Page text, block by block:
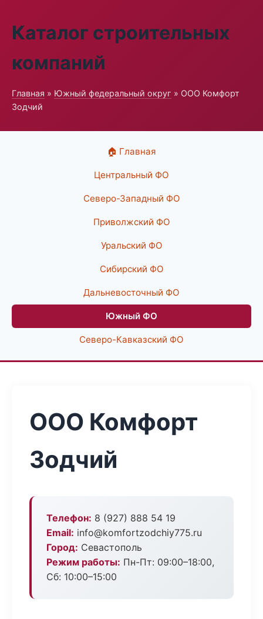
Каталог строительных
компаний
Главная » Южный федеральный округ » ООО Комфорт
Зодчий
🏠 Главная
Центральный ФО
Северо-Западный ФО
Приволжский ФО
Уральский ФО
Сибирский ФО
Дальневосточный ФО
Южный ФО
Северо-Кавказский ФО
ООО Комфорт
Зодчий
Телефон: 8 (927) 888 54 19
Email: info@komfortzodchiy775.ru
Город: Севастополь
Режим работы: Пн-Пт: 09:00–18:00,
Сб: 10:00–15:00